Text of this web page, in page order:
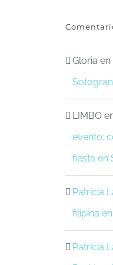
Gloria en
LIMBO
evento:
fiesta en
Patricia
filipina
Patricia